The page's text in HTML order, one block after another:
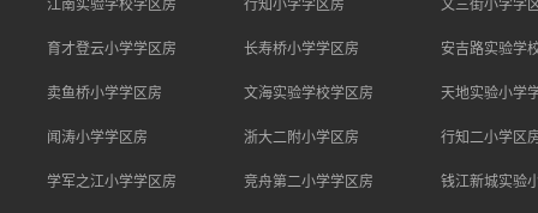
育才登云小学学区房 长寿桥小学学区房 安吉路实验学
卖鱼桥小学学区房 文海实验学校学区房 天地实验小学
闻涛小学学区房 浙大二附小学区房 行知二小学区
学军之江小学学区房 竞舟第二小学学区房 钱江新城实验